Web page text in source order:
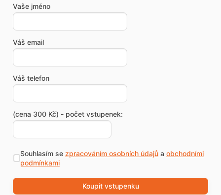
Vaše jméno
Váš email
Váš telefon
(cena 300 Kč) - počet vstupenek:
Souhlasím se zpracováním osobních údajůa obchodními
podmínkami
Koupit vstupenku